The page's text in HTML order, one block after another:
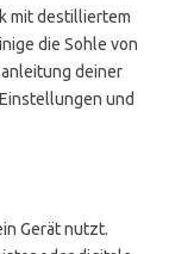
mit destilliertem
die Sohle von
deiner
und
Gerät nutzt.